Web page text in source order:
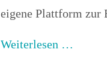
eigene Plattform zur
Weiterlesen …